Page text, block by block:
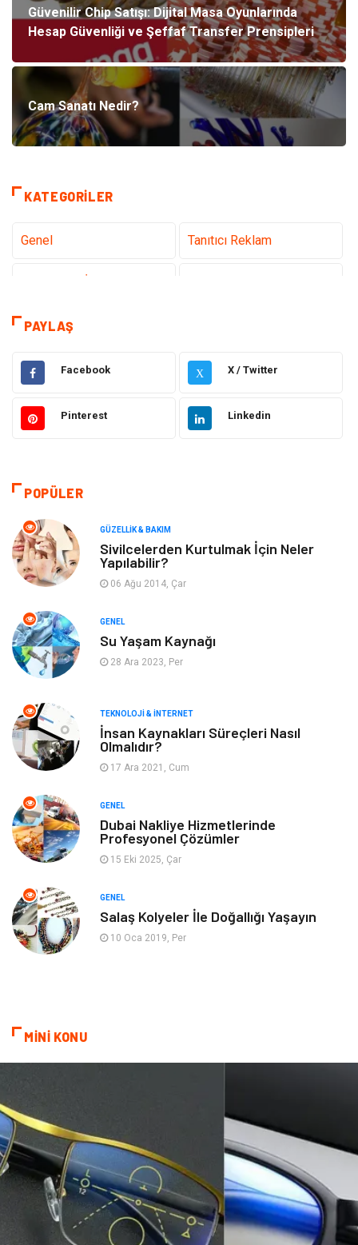
Güvenilir Chip Satışı: Dijital Masa Oyunlarında
Hesap Güvenliği ve Şeffaf Transfer Prensipleri
Cam Sanatı Nedir?
KATEGORILER
Genel Tanıtıcı Reklam
Eğitim & Kariyer
Gündem Hukuk
Moda Sağlıklı Yaşam
Bilgisayar & Yazılım
Makine
Giyim
Yeme & İçme
Keyif & Hobi Organizasyon
Gayrimenkul Spor
Finans& Ekonomi Anne & Çocuk
Genel Kültür
Ev İşleri
Mobilya
Astroloji
Pet Malzemeleri
PAYLAŞ
Facebook X X / Twitter
Pinterest Linkedin
POPÜLER
GÜZELLIK & BAKIM
Sivilcelerden Kurtulmak İçin Neler
Yapılabilir?
06 Ağu 2014, Çar
GENEL
Su Yaşam Kaynağı
28 Ara 2023, Per
TEKNOLOJI & İNTERNET
İnsan Kaynakları Süreçleri Nasıl
Olmalıdır?
17 Ara 2021, Cum
GENEL
Dubai Nakliye Hizmetlerinde
Profesyonel Çözümler
15 Eki 2025, Çar
GENEL
Salaş Kolyeler İle Doğallığı Yaşayın
10 Oca 2019, Per
MİNİ KONU